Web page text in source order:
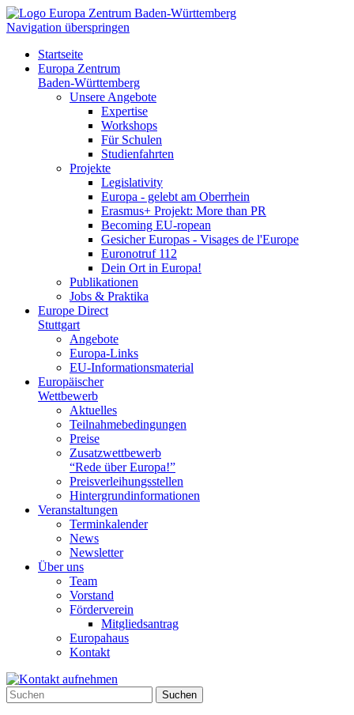
Navigation überspringen
Startseite
Europa Zentrum
Baden-Württemberg
Unsere Angebote
Expertise
Workshops
Für Schulen
Studienfahrten
Projekte
Legislativity
Europa - gelebt am Oberrhein
Erasmus+ Projekt: More than PR
Becoming EU-ropean
Gesicher Europas - Visages de l'Europe
Euronotruf 112
Dein Ort in Europa!
Publikationen
Jobs & Praktika
Europe Direct
Stuttgart
Angebote
Europa-Links
EU-Informationsmaterial
Europäischer
Wettbewerb
Aktuelles
Teilnahme­bedingungen
Preise
Zusatzwettbewerb
“Rede über Europa!”
Preisverleihungsstellen
Hintergrundinformationen
Veranstaltungen
Terminkalender
News
Newsletter
Über uns
Team
Vorstand
Förderverein
Mitgliedsantrag
Europahaus
Kontakt
Suchen